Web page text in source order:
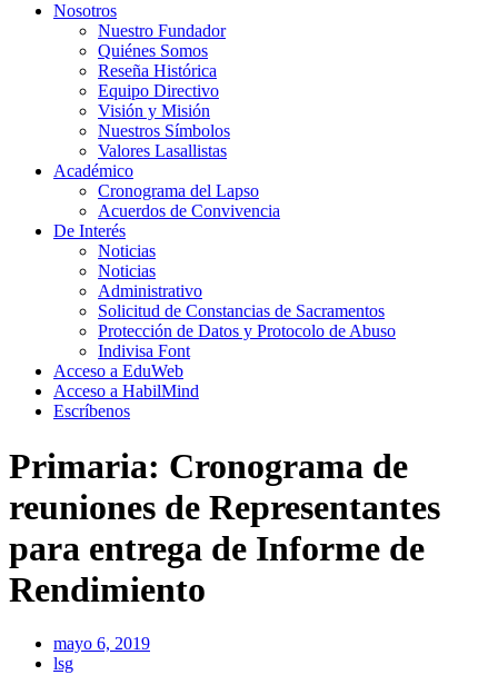
Nosotros
Nuestro Fundador
Quiénes Somos
Reseña Histórica
Equipo Directivo
Visión y Misión
Nuestros Símbolos
Valores Lasallistas
Académico
Cronograma del Lapso
Acuerdos de Convivencia
De Interés
Noticias
Noticias
Administrativo
Solicitud de Constancias de Sacramentos
Protección de Datos y Protocolo de Abuso
Indivisa Font
Acceso a EduWeb
Acceso a HabilMind
Escríbenos
Primaria: Cronograma de
reuniones de Representantes
para entrega de Informe de
Rendimiento
mayo 6, 2019
lsg